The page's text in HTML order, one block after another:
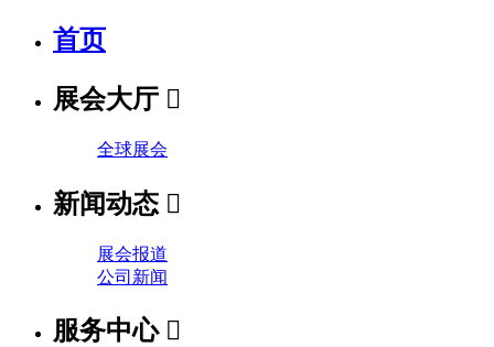
首页
展会大厅 
全球展会
新闻动态 
展会报道
公司新闻
服务中心 